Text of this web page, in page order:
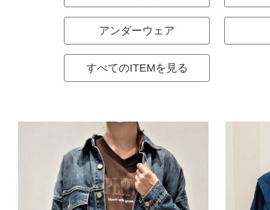
アンダーウェア
すべてのITEMを見る